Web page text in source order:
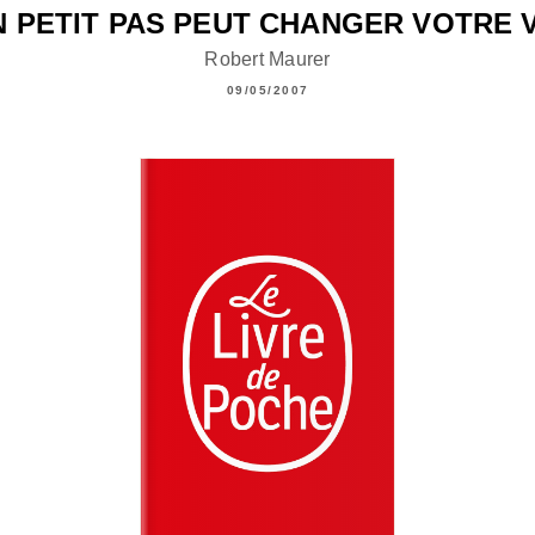
PETIT PAS PEUT CHANGER VOTRE
Robert Maurer
09/05/2007